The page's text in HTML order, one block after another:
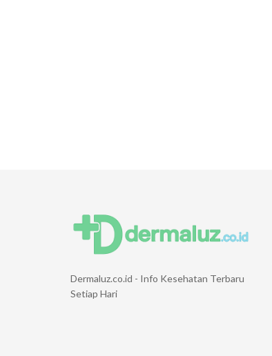
Dermaluz.co.id - Info Kesehatan Terbaru
Setiap Hari